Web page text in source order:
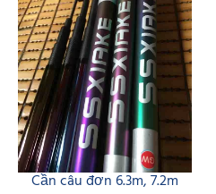
Cần câu đơn 6.3m, 7.2m